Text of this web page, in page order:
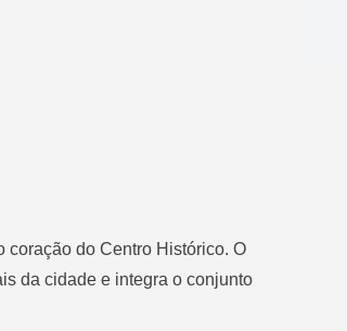
coração do Centro Histórico. O
da cidade e integra o conjunto